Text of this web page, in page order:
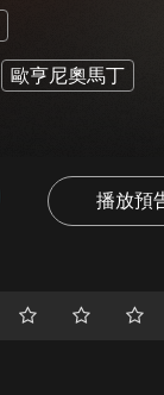
歐亨尼奧馬丁
播放預